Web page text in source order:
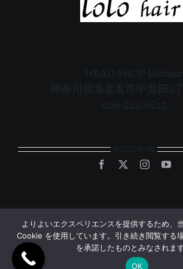
HEAD SHOP lolohair
神奈川県海老名市中新田2
046-244-6615
FOLLOW US
© Copyright 2012 - 2026 | All Rights
TEC
よりよいエクスペリエンスを提供するため、
Cookie を使用しています。引き続き閲覧する
を承諾したものとみなされます
OK